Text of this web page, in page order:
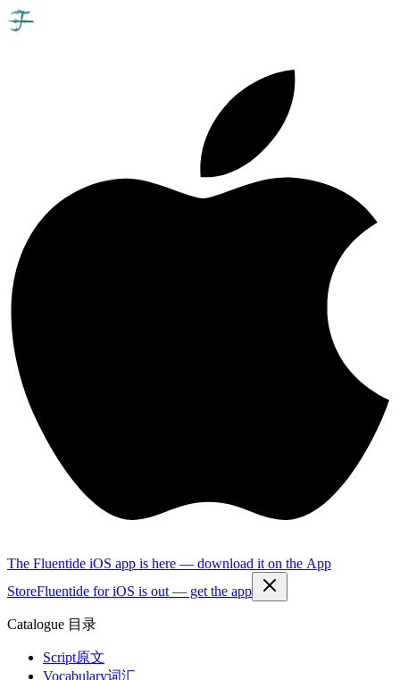
The Fluentide iOS app is here — download it on the App
StoreFluentide for iOS is out — get the app
Catalogue 目录
Script原文
Vocabulary词汇